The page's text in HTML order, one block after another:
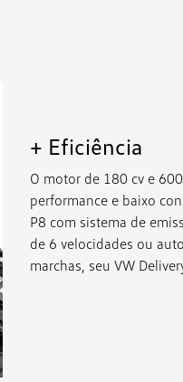
+ Eficiência
O motor de 180 cv e
performance e baixo
P8 com sistema de
de 6 velocidades ou
marchas, seu VW